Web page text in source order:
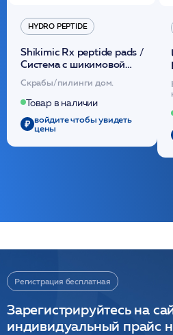
HYDRO PEPTIDE
Shikimic Rx peptide pads /
Cистема с шикимовой
кислотой обновляющая
(30шт) /HP
Скрабы/пилинги дом.
Товар в наличии
войдите чтобы увидеть
цены
Регистрация бесплатная
Зарегистрируйтесь на
индивидуальный прайс